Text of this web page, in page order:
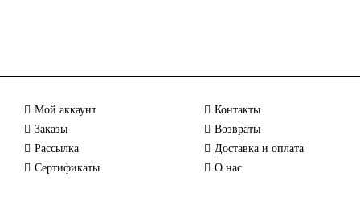
Мой аккаунт
Заказы
Рассылка
Сертификаты
Контакты
Возвраты
Доставка и оплата
О нас